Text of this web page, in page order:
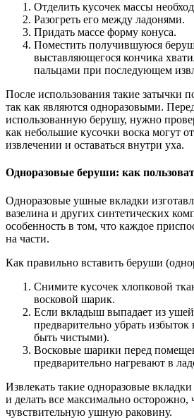
Отделить кусочек массы
Разогреть его между ладонями.
Придать массе форму конуса.
Поместить получившуюся
выставляющегося кончика
пальцами при последующем
После использования такие затычки
так как являются одноразовыми.
использованную берушу, нужно
как небольшие кусочки воска могут
извлечении и оставаться внутри уха.
Одноразовые беруши: как
Одноразовые ушные вкладки
вазелина и других синтетических
особенность в том, что каждое
на части.
Как правильно вставить беруши
Снимите кусочек хлопковой
восковой шарик.
Если вкладыш выпадает из
предварительно убрать
быть чистыми).
Восковые шарики перед
предварительно нагревают в
Извлекать такие одноразовые
и делать все максимально осторожно,
чувствительную ушную раковину.